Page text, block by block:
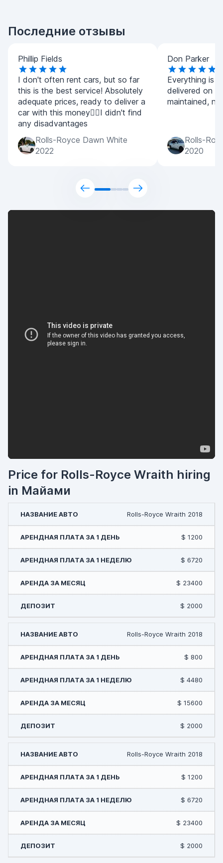
Последние отзывы
Phillip Fields
I don't often rent cars, but so far
this is the best service! Absolutely
adequate prices, ready to deliver a
car with this money👍🏼I didn't find
any disadvantages
Rolls-Royce Dawn White
2022
Don Parker
Everything is
delivered on
maintained, no
Rolls-
2020
Price for Rolls-Royce Wraith hiring
in Майами
Rolls-Royce Wraith 2018
$ 1200
$ 6720
$ 23400
$ 2000
Rolls-Royce Wraith 2018
$ 800
$ 4480
$ 15600
$ 2000
Rolls-Royce Wraith 2018
$ 1200
$ 6720
$ 23400
$ 2000